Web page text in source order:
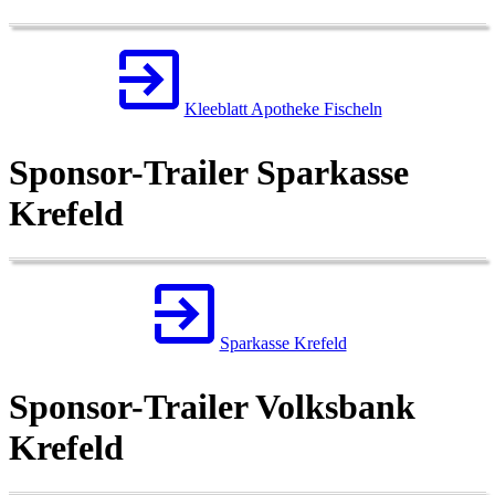
Kleeblatt Apotheke Fischeln
Sponsor-Trailer Sparkasse
Krefeld
Sparkasse Krefeld
Sponsor-Trailer Volksbank
Krefeld